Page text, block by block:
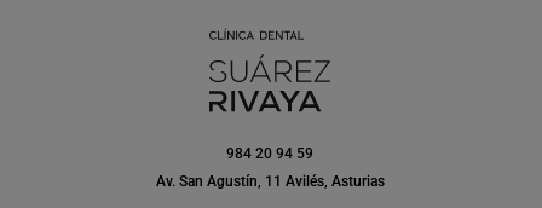
984 20 94 59
Av. San Agustín, 11 Avilés, Asturias